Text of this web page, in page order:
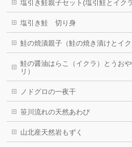
塩引き鮭親子セット(塩引鮭とイク
塩引き鮭 切り身
鮭の焼漬親子（鮭の焼き漬けとイク
鮭の醤油はらこ（イクラ）とうお
リ）
ノドグロの一夜干
笹川流れの天然あわび
山北産天然岩もずく